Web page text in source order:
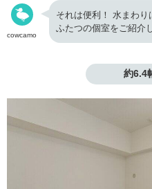
cowcamo
それは便利！ 水まわ
ふたつの個室をご紹介
約6.4